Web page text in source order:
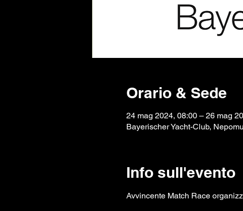
Orario & Sede
24 mag 2024, 08:00 – 26 mag
Bayerischer Yacht-Club,
Info sull'evento
Avvincente Match Race